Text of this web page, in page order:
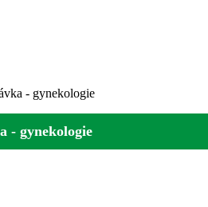
- gynekologie
- gynekologie